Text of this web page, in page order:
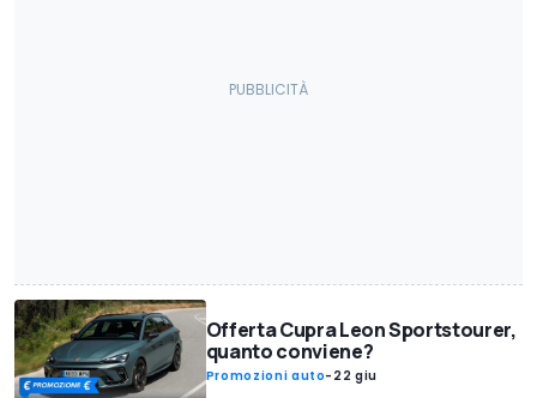
Offerta Cupra Leon Sportstourer,
quanto conviene?
Promozioni auto- 22 giu